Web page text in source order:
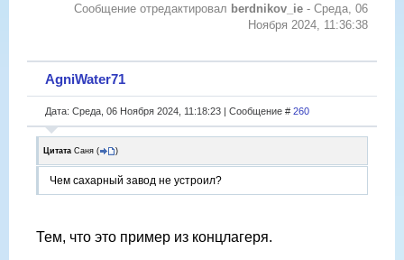
Сообщение отредактировал berdnikov_ie - Среда, 06
Ноября 2024, 11:36:38
AgniWater71
Дата: Среда, 06 Ноября 2024, 11:18:23 | Сообщение # 260
Цитата Саня ( )
Чем сахарный завод не устроил?
Тем, что это пример из концлагеря.